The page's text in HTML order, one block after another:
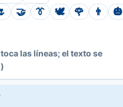
🤝 👔 🕊️ 🌹 👨 🎃
las líneas; el texto se